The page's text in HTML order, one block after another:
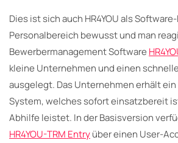
Dies ist sich auch HR4YOU als
Personalbereich bewusst und man
Bewerbermanagement Software
kleine Unternehmen und einen
ausgelegt. Das Unternehmen erhält
System, welches sofort einsatzbereit
Abhilfe leistet. In der Basisversion
HR4YOU-TRM Entryüber einen User-